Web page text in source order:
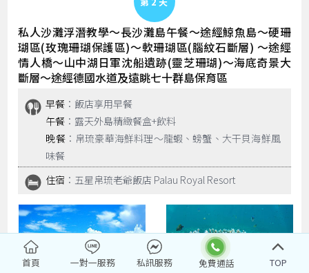
私人沙灘浮潛教學～長沙灘島午餐～途經鯨魚島～硬珊
瑚區(玫瑰珊瑚保護區)～軟珊瑚區(腦紋石斷層) ～途經
情人橋～山中湖日軍沈船遺跡(靈芝珊瑚)～海底奇景大
斷層～途經德國水道及遠眺七十群島保育區
早餐 ：飯店享用早餐
午餐 ：露天外島精緻餐盒+飲料
晚餐：帛琉豪華海鮮料理～龍蝦、螃蟹、大干貝海鮮風
味餐
住宿 ：五星帛琉老爺飯店 Palau Royal Resort
首頁 一對一服務 私訊服務 TOP